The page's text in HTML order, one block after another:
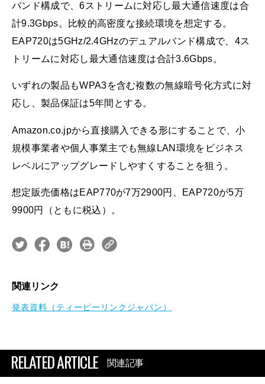
バンド構成で、6ストリームに対応し最大通信速度は合
計9.3Gbps。比較的高密度な接続環境を想定する。
EAP720は5GHz/2.4GHzのデュアルバンド構成で、4ス
トリームに対応し最大通信速度は合計3.6Gbps。
いずれの製品もWPA3を含む複数の無線暗号化方式に対
応し、製品保証は5年間とする。
Amazon.co.jpから直接購入できる形にすることで、小
規模事業者や個人事業主でも無線LAN環境をビジネス
レベルにアップグレードしやすくすることを狙う。
想定販売価格はEAP770が7万2900円、EAP720が5万
9900円（ともに税込）。
関連リンク
発表資料（ティーピーリンクジャパン）
RELATED ARTICLE 関連記事